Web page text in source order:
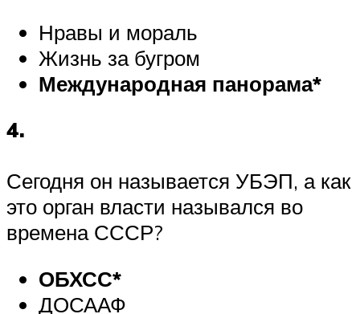
Нравы и мораль
Жизнь за бугром
Международная панорама*
4.
Сегодня он называется УБЭП, а как
это орган власти назывался во
времена СССР?
ОБХСС*
ДОСААФ